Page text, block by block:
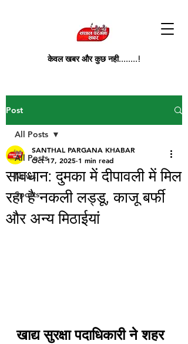
केवल खबर और कुछ नही........!
Post
All Posts
News
Sports
All Posts
सावधान: दुमका में दीपावली में मिल
रहा है नकली लड्डू, काजू बर्फी
और अन्य मिठाईयां
SANTHAL PARGANA KHABAR
Oct 17, 2025 1 min read
खाद्य सुरक्षा पदाधिकारी ने शहर